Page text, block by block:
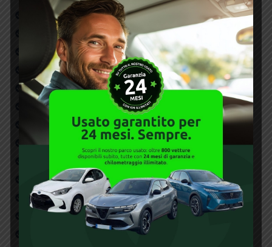
Autoradio
Bluetooth
Carplay/Android Auto
CERCHI IN LEGA LEGGERA
Chiusura centralizzata
Climatizzatore
Driver and front-passenger advanced airbags
FARI FULL LED
Fendinebbia
Full LED headlights
LED taillights with dynamic turn signals